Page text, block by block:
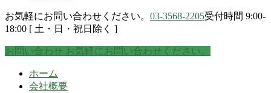
お気軽にお問い合わせください。 03-3568-2205受付時間 9:00-
18:00 [ 土・日・祝日除く ]
お問い合わせ お気軽にお問い合わせください。
ホーム
会社概要